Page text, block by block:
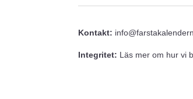
Kontakt:
Integritet: Läs mer om hur vi